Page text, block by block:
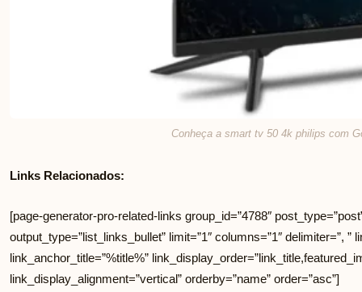
Conheça a smart tv 50 4k philips com
Links Relacionados:
[page-generator-pro-related-links group_id=”4788″
output_type=”list_links_bullet” limit=”1″ columns=”1″ delimiter=”, ”
link_anchor_title=”%title%”
link_display_alignment=”vertical” orderby=”name” order=”asc”]